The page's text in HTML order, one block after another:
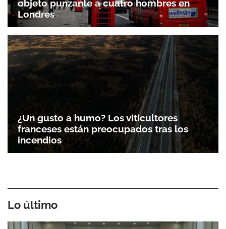
objeto punzante a cuatro hombres en
Londres
¿Un gusto a humo? Los viticultores
franceses están preocupados tras los
incendios
Lo último